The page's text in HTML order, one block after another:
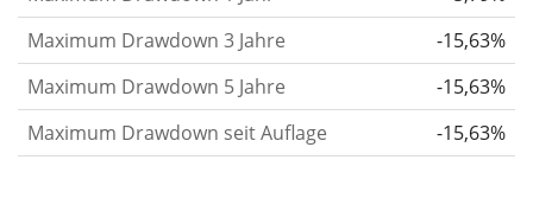
annualisierte (d. h. auf einen Einjahreszeitraum
umgerechnete) historische Rendite geteilt durch die
historische annualisierte Volatilität.Rendite pro
Risiko setzt die historische Rendite eines
Maximum Drawdown 3 Jahre
-15,63%
Maximum Drawdown 5 Jahre
-15,63%
Maximum Drawdown seit Auflage
-15,63%